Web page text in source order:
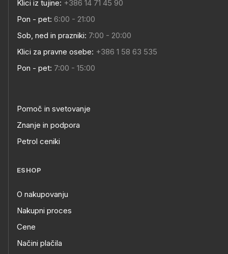
Klici iz tujine: +386 14 71 45 90
Pon - pet: 6:00 - 21:00
Sob, ned in prazniki: 7:00 - 20:00
Klici za pravne osebe: +386 1 58 63 535
Pon - pet: 7:00 - 15:00
Pomoč in svetovanje
Znanje in podpora
Petrol ceniki
ESHOP
O nakupovanju
Nakupni proces
Cene
Načini plačila